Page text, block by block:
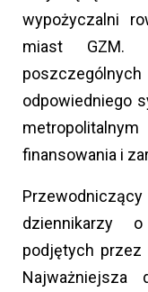
wypożyczalni
miast GZM.
odpowiedniego
finansowania i
dziennikarzy
podjętych przez
Najważniejsza